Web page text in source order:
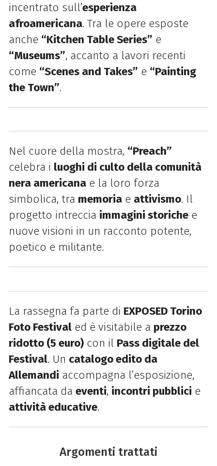
incentrato sull’esperienza
afroamericana. Tra le opere esposte
anche “Kitchen Table Series” e
“Museums”, accanto a lavori recenti
come “Scenes and Takes” e “Painting
the Town”.
Nel cuore della mostra, “Preach”
celebra i luoghi di culto della comunità
nera americanae la loro forza
simbolica, tra memoriae attivismo. Il
progetto intreccia immagini storichee
nuove visioni in un racconto potente,
poetico e militante.
La rassegna fa parte di EXPOSED Torino
Foto Festivaled è visitabile a prezzo
ridotto (5 euro)con il Pass digitale del
Festival. Un catalogo edito da
Allemandi accompagna l’esposizione,
affiancata da eventi, incontri pubblici e
attività educative.
Argomenti trattati